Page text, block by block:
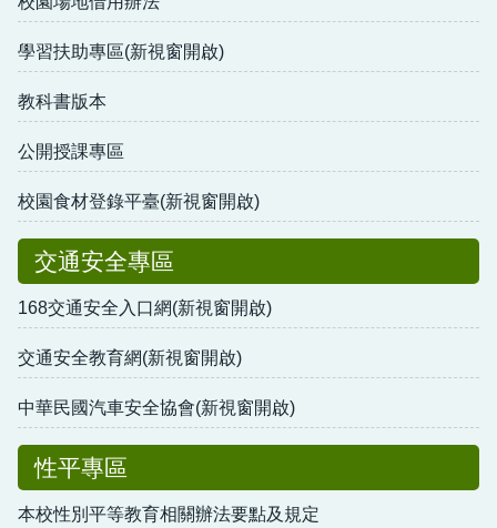
學習扶助專區(新視窗開啟)
教科書版本
公開授課專區
校園食材登錄平臺(新視窗開啟)
交通安全專區
168交通安全入口網(新視窗開啟)
交通安全教育網(新視窗開啟)
中華民國汽車安全協會(新視窗開啟)
性平專區
本校性別平等教育相關辦法要點及規定